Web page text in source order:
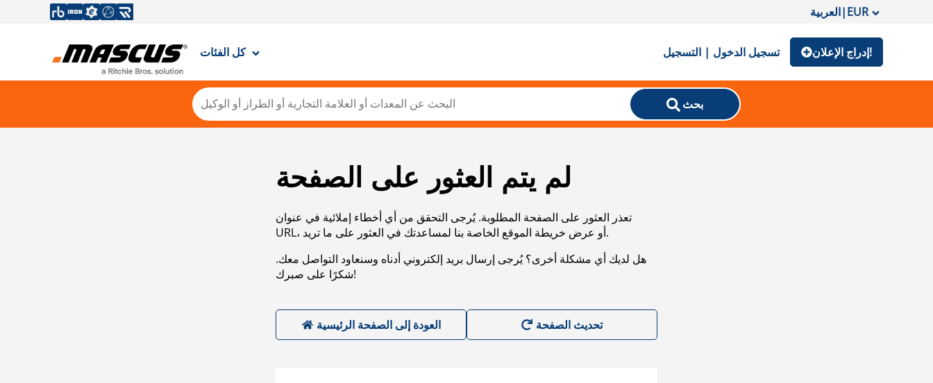
العربية|EUR
كل الفئات تسجيل الدخول | التسجيل إدراج الإعلان!
بحث
لم يتم العثور على الصفحة
تعذر العثور على الصفحة المطلوبة. يُرجى التحقق من أي أخطاء إملائية في عنوان
URL، أو عرض خريطة الموقع الخاصة بنا لمساعدتك في العثور على ما تريد.
هل لديك أي مشكلة أخرى؟ يُرجى إرسال بريد إلكتروني أدناه وسنعاود التواصل معك.
شكرًا على صبرك!
العودة إلى الصفحة الرئيسية